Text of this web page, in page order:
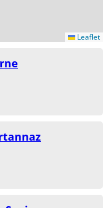
Leaflet